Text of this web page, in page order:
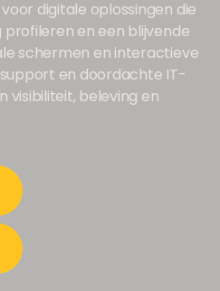
digitale oplossingen die
en een blijvende
schermen en interactieve
en doordachte IT-
visibiliteit, beleving en